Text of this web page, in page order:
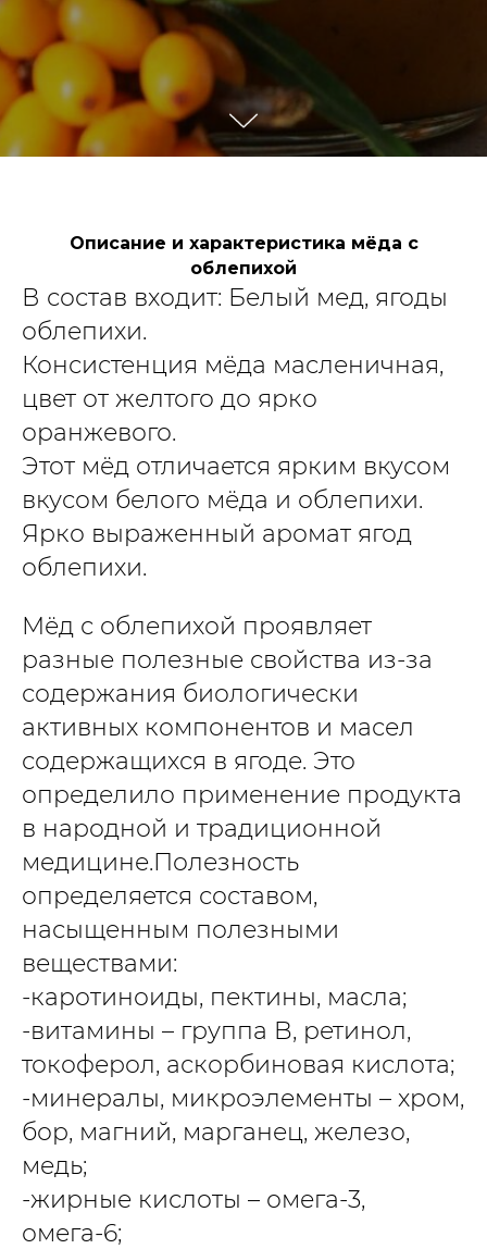
Описание и характеристика мёда с
облепихой
В состав входит: Белый мед, ягоды
облепихи.
Консистенция мёда масленичная,
цвет от желтого до ярко
оранжевого.
Этот мёд отличается ярким вкусом
вкусом белого мёда и облепихи.
Ярко выраженный аромат ягод
облепихи.
Мёд с облепихой проявляет
разные полезные свойства из-за
содержания биологически
активных компонентов и масел
содержащихся в ягоде. Это
определило применение продукта
в народной и традиционной
медицине.Полезность
определяется составом,
насыщенным полезными
веществами:
-каротиноиды, пектины, масла;
-витамины – группа B, ретинол,
токоферол, аскорбиновая кислота;
-минералы, микроэлементы – хром,
бор, магний, марганец, железо,
медь;
-жирные кислоты – омега-3,
омега-6;